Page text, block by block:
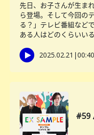
先日、お子さんが生ま
ら登場。そして今回の
る？」テレビ番組など
ある人はどのくらいい
2025.02.21 |
#59